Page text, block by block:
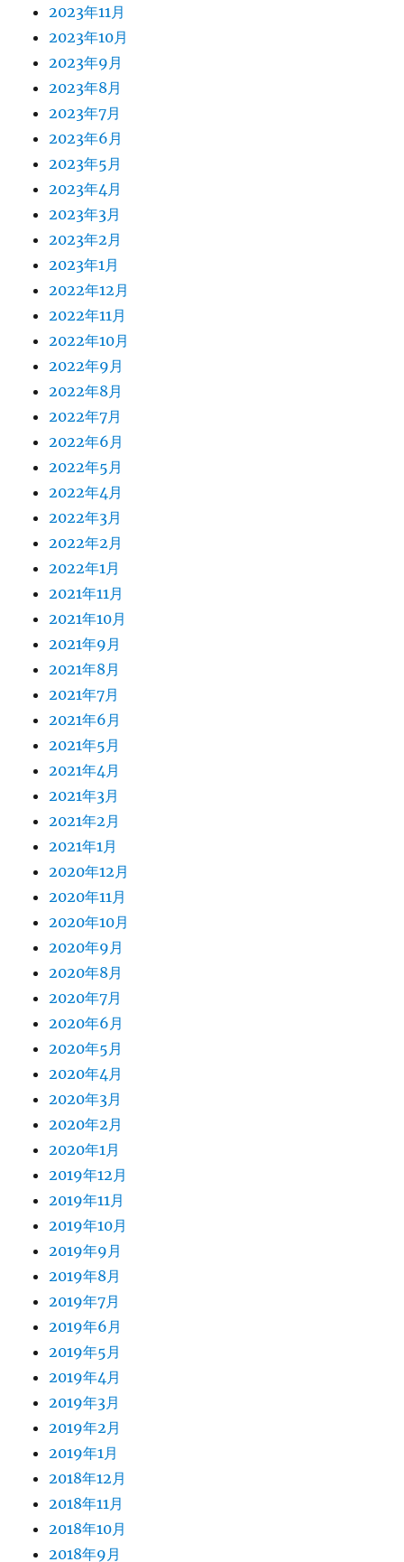
2023年11月
2023年10月
2023年9月
2023年8月
2023年7月
2023年6月
2023年5月
2023年4月
2023年3月
2023年2月
2023年1月
2022年12月
2022年11月
2022年10月
2022年9月
2022年8月
2022年7月
2022年6月
2022年5月
2022年4月
2022年3月
2022年2月
2022年1月
2021年11月
2021年10月
2021年9月
2021年8月
2021年7月
2021年6月
2021年5月
2021年4月
2021年3月
2021年2月
2021年1月
2020年12月
2020年11月
2020年10月
2020年9月
2020年8月
2020年7月
2020年6月
2020年5月
2020年4月
2020年3月
2020年2月
2020年1月
2019年12月
2019年11月
2019年10月
2019年9月
2019年8月
2019年7月
2019年6月
2019年5月
2019年4月
2019年3月
2019年2月
2019年1月
2018年12月
2018年11月
2018年10月
2018年9月